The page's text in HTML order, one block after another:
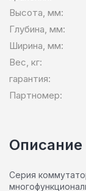
Высота, мм:
Глубина, мм:
Ширина, мм:
Вес, кг:
гарантия:
Партномер:
Описание
Серия